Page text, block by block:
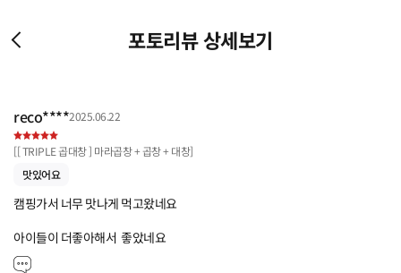
포토리뷰 상세보기
reco****2025.06.22
[[ TRIPLE 곱대창 ] 마라곱창 + 곱창 + 대창]
맛있어요
캠핑가서 너무 맛나게 먹고왔네요
아이들이 더좋아해서  좋았네요